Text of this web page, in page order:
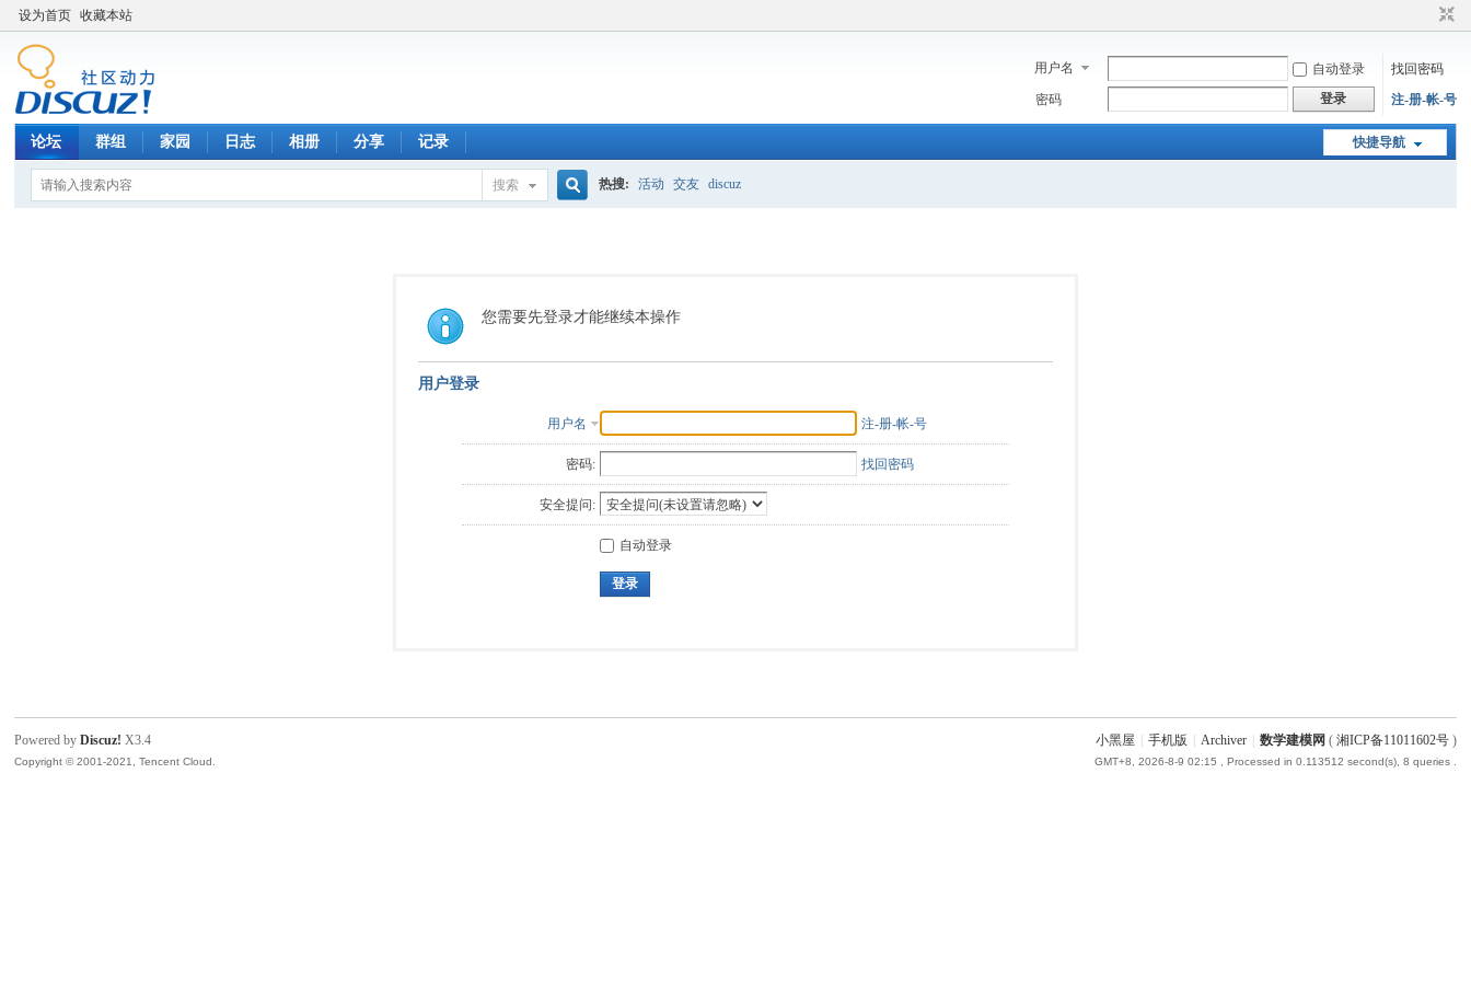
设为首页 收藏本站
用户名 自动登录
找回密码
密码
登录 注-册-帐-号
快捷导航
论坛 群组 家园 日志 相册 分享 记录
搜索
索
热搜: 活动 交友 discuz
您需要先登录才能继续本操作
用户登录
用户名 注-册-帐-号
密码: 找回密码
安全提问:
自动登录
登录
小黑屋 手机版 Archiver 数学建模网 ( 湘ICP备11011602号)
GMT+8, 2026-8-9 02:15 , Processed in 0.113512 second(s), 8 queries .
Powered byDiscuz! X3.4
Copyright © 2001-2021, Tencent Cloud.